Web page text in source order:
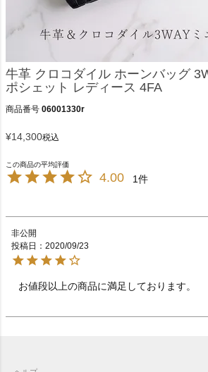
牛革 クロコダイル ホーンバッグ
ポシェット レディース 4FA
商品番号 06001330r
¥14,300税込
4.00 1
非公開
投稿日
2020/09/23
お値段以上の商品に満足して